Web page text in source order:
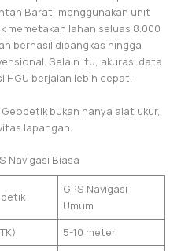
Barat, menggunakan unit
memetakan lahan seluas 8.000
berhasil dipangkas hingga
Selain itu, akurasi data
HGU berjalan lebih cepat.
bukan hanya alat ukur,
lapangan.
Navigasi Biasa
GPS Navigasi
Umum
5-10 meter